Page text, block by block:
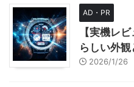
AD・PR
【実機レ
らしい外
2026/1/26